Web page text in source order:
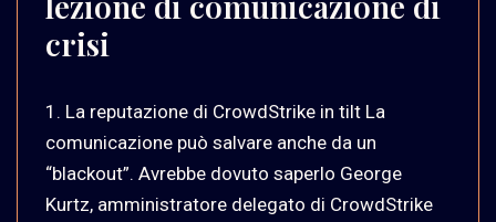
crisi
1. La reputazione di CrowdStrike in tilt La
comunicazione può salvare anche da un
“blackout”. Avrebbe dovuto saperlo George
Kurtz, amministratore delegato di CrowdStrike